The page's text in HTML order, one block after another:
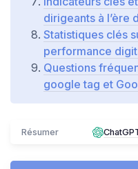
dirigeants à l’ère
Statistiques clés
performance
Questions
google tag et
Résumer